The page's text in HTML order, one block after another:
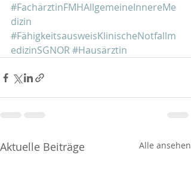
#FachärztinFMHAllgemeineInnereMe
dizin
#FähigkeitsausweisKlinischeNotfallm
edizinSGNOR#Hausärztin
Aktuelle Beiträge Alle ansehen